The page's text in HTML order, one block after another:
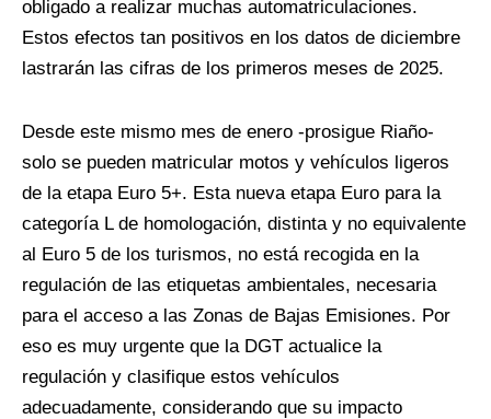
obligado a realizar muchas automatriculaciones.
Estos efectos tan positivos en los datos de diciembre
lastrarán las cifras de los primeros meses de 2025.
Desde este mismo mes de enero -prosigue Riaño-
solo se pueden matricular motos y vehículos ligeros
de la etapa Euro 5+. Esta nueva etapa Euro para la
categoría L de homologación, distinta y no equivalente
al Euro 5 de los turismos, no está recogida en la
regulación de las etiquetas ambientales, necesaria
para el acceso a las Zonas de Bajas Emisiones. Por
eso es muy urgente que la DGT actualice la
regulación y clasifique estos vehículos
adecuadamente, considerando que su impacto